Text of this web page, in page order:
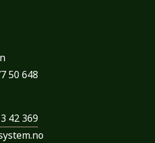
50 648
42 369